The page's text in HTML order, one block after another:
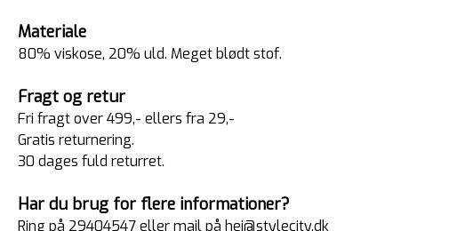
Materiale
80% viskose, 20% uld. Meget blødt stof.
Fragt og retur
Fri fragt over 499,- ellers fra 29,-
Gratis returnering.
30 dages fuld returret.
Har du brug for flere informationer?
Ring på 29404547 eller mail på hej@stylecity.dk